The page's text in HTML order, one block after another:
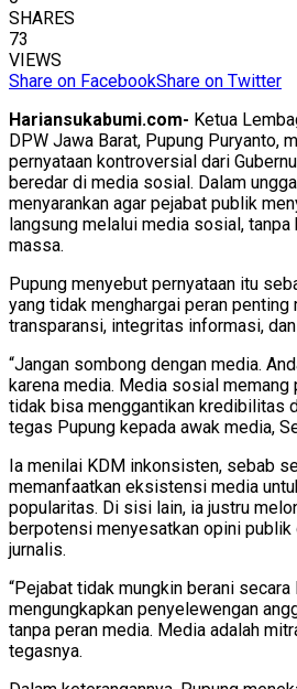
SHARES
73
VIEWS
Share on FacebookShare on Twitter
Hariansukabumi.com- Ketua
DPW Jawa Barat, Pupung Puryanto,
pernyataan kontroversial dari
beredar di media sosial. Dalam
menyarankan agar pejabat publik
langsung melalui media sosial,
massa.
Pupung menyebut pernyataan itu
yang tidak menghargai peran penting
transparansi, integritas informasi,
“Jangan sombong dengan media.
karena media. Media sosial memang
tidak bisa menggantikan kredibilitas
tegas Pupung kepada awak media,
Ia menilai KDM inkonsisten, sebab
memanfaatkan eksistensi media
popularitas. Di sisi lain, ia justru
berpotensi menyesatkan opini publik
jurnalis.
“Pejabat tidak mungkin berani secara
mengungkapkan penyelewengan
tanpa peran media. Media adalah
tegasnya.